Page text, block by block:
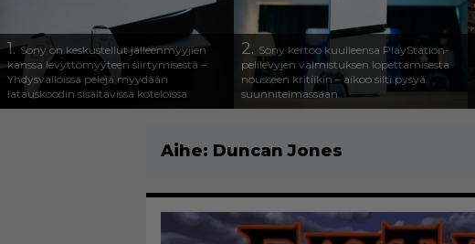
1.Sony on keskustellut jälleenmyyjien
kanssa levyttömyyteen siirtymisestä –
Yhdysvalloissa pelejä myydään
latauskoodin sisältävissä koteloissa
2. Sony kertoo kuulleensa PlayStation-
pelilevyjen valmistuksen lopettamisesta
nousseen kritiikin – aikoo silti pysyä
suunnitelmassaan
Aihe: Duncan Jones